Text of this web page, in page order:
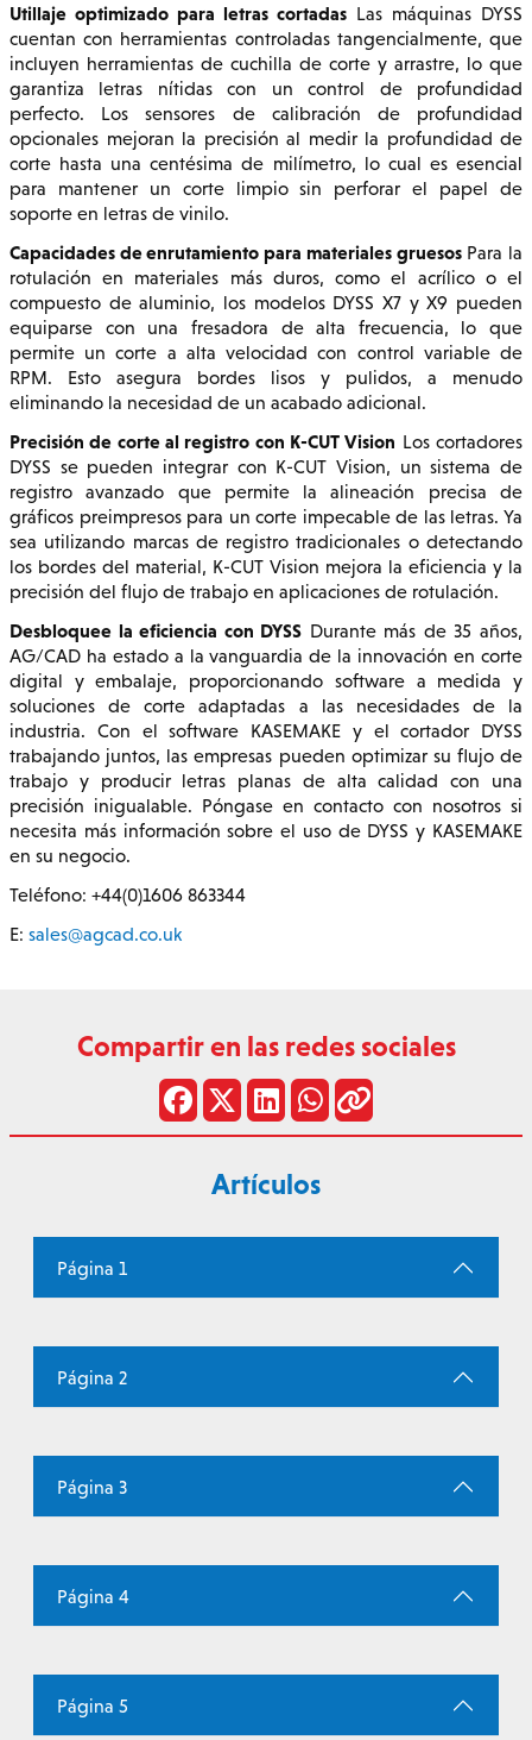
Utillaje optimizado para letras cortadas Las máquinas DYSS
cuentan con herramientas controladas tangencialmente, que
incluyen herramientas de cuchilla de corte y arrastre, lo que
garantiza letras nítidas con un control de profundidad
perfecto. Los sensores de calibración de profundidad
opcionales mejoran la precisión al medir la profundidad de
corte hasta una centésima de milímetro, lo cual es esencial
para mantener un corte limpio sin perforar el papel de
soporte en letras de vinilo.
Capacidades de enrutamiento para materiales gruesosPara la
rotulación en materiales más duros, como el acrílico o el
compuesto de aluminio, los modelos DYSS X7 y X9 pueden
equiparse con una fresadora de alta frecuencia, lo que
permite un corte a alta velocidad con control variable de
RPM. Esto asegura bordes lisos y pulidos, a menudo
eliminando la necesidad de un acabado adicional.
Precisión de corte al registro con K-CUT Vision Los cortadores
DYSS se pueden integrar con K-CUT Vision, un sistema de
registro avanzado que permite la alineación precisa de
gráficos preimpresos para un corte impecable de las letras. Ya
sea utilizando marcas de registro tradicionales o detectando
los bordes del material, K-CUT Vision mejora la eficiencia y la
precisión del flujo de trabajo en aplicaciones de rotulación.
Desbloquee la eficiencia con DYSS Durante más de 35 años,
AG/CAD ha estado a la vanguardia de la innovación en corte
digital y embalaje, proporcionando software a medida y
soluciones de corte adaptadas a las necesidades de la
industria. Con el software KASEMAKE y el cortador DYSS
trabajando juntos, las empresas pueden optimizar su flujo de
trabajo y producir letras planas de alta calidad con una
precisión inigualable. Póngase en contacto con nosotros si
necesita más información sobre el uso de DYSS y KASEMAKE
en su negocio.
Teléfono: +44(0)1606 863344
E: sales@agcad.co.uk
Compartir en las redes sociales
Artículos
Página 1
Página 2
Página 3
Página 4
Página 5